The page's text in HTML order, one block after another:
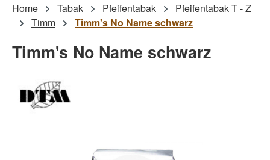
Home Tabak Pfeifentabak
Pfeifentabak T - Z
Timm
Timm's No Name schwarz
Timm's No Name schwarz
Bildergalerie überspringen